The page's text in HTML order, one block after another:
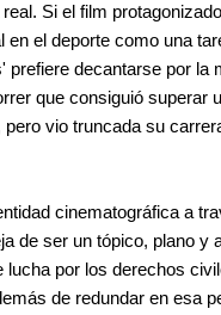
Si el film
el deporte como una
decantarse por la
que consiguió superar
vio truncada su
cinematográfica a
de ser un tópico, plano y
por los derechos
de redundar en esa